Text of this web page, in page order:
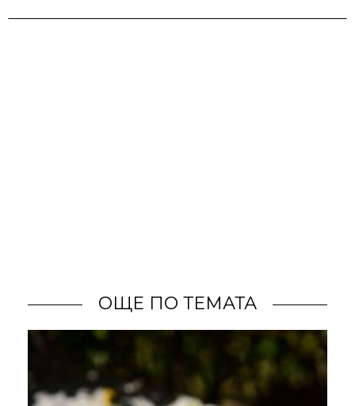
ОЩЕ ПО ТЕМАТА